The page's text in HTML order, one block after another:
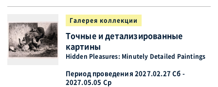
Галерея коллекции
Точные и детализированные
картины
Hidden Pleasures: Minutely Detailed Paintings
Период проведения 2027.02.27 Сб -
2027.05.05 Ср